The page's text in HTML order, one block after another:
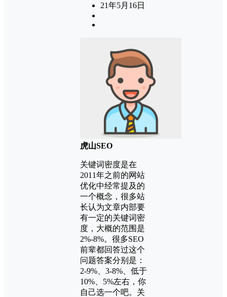
21年5月16日
虎山SEO
关键词密度是在
2011年之前的网站
优化中经常提及的
一个概念，很多站
长认为文章内部要
有一定的关键词密
度，大概的范围是
2%-8%。很多SEO
前辈都回答过这个
问题答案分别是：
2-9%、3-8%、低于
10%、5%左右，你
自己选一个吧。关